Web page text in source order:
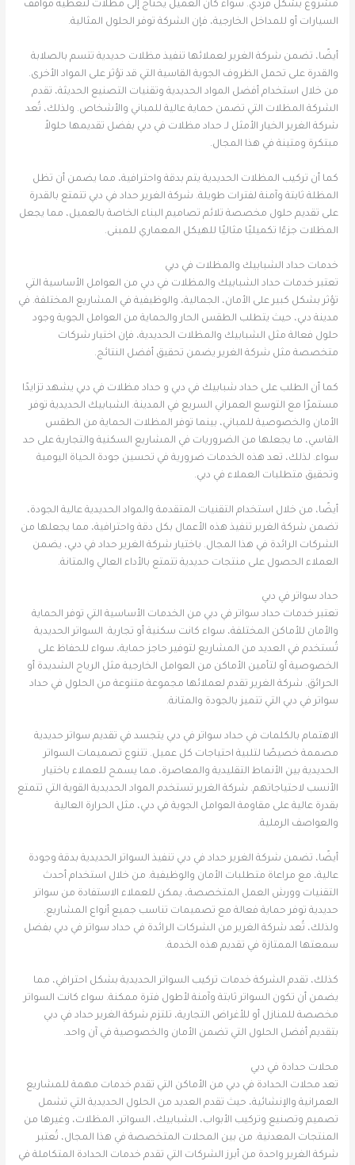
مشروع بشكل فردي. سواء كان العميل يحتاج إلى مظلات لتغطية مواقف
السيارات أو للمداخل الخارجية، فإن الشركة توفر الحلول المثالية.
أيضًا، تضمن شركة الغرير لعملائها تنفيذ مظلات حديدية تتسم بالصلابة
والقدرة على تحمل الظروف الجوية القاسية التي قد تؤثر على المواد الأخرى.
من خلال استخدام أفضل المواد الحديدية وتقنيات التصنيع الحديثة، تقدم
الشركة المظلات التي تضمن حماية عالية للمباني والأشخاص. ولذلك، تُعد
شركة الغرير الخيار الأمثل لـ حداد مظلات في دبي بفضل تقديمها حلولاً
مبتكرة ومتينة في هذا المجال.
كما أن تركيب المظلات الحديدية يتم بدقة واحترافية، مما يضمن أن تظل
المظلة ثابتة وآمنة لفترات طويلة. شركة الغرير حداد في دبي تتمتع بالقدرة
على تقديم حلول مخصصة تلائم تصاميم البناء الخاصة بالعميل، مما يجعل
المظلات جزءًا تكميليًا مثاليًا للهيكل المعماري للمبنى.
خدمات حداد الشبابيك والمظلات في دبي
تعتبر خدمات حداد الشبابيك والمظلات في دبي من العوامل الأساسية التي
تؤثر بشكل كبير على الأمان، الجمالية، والوظيفية في المشاريع المختلفة. في
مدينة دبي، حيث يتطلب الطقس الحار والحماية من العوامل الجوية وجود
حلول فعالة مثل الشبابيك والمظلات الحديدية، فإن اختيار شركات
متخصصة مثل شركة الغرير يضمن تحقيق أفضل النتائج.
كما أن الطلب على حداد شبابيك في دبي و حداد مظلات في دبي يشهد تزايدًا
مستمرًا مع التوسع العمراني السريع في المدينة. الشبابيك الحديدية توفر
الأمان والخصوصية للمباني، بينما توفر المظلات الحماية من الطقس
القاسي، ما يجعلها من الضروريات في المشاريع السكنية والتجارية على حد
سواء. لذلك، تعد هذه الخدمات ضرورية في تحسين جودة الحياة اليومية
وتحقيق متطلبات العملاء في دبي.
أيضًا، من خلال استخدام التقنيات المتقدمة والمواد الحديدية عالية الجودة،
تضمن شركة الغرير تنفيذ هذه الأعمال بكل دقة واحترافية، مما يجعلها من
الشركات الرائدة في هذا المجال. باختيار شركة الغرير حداد في دبي، يضمن
العملاء الحصول على منتجات حديدية تتمتع بالأداء العالي والمتانة.
حداد سواتر في دبي
تعتبر خدمات حداد سواتر في دبي من الخدمات الأساسية التي توفر الحماية
والأمان للأماكن المختلفة، سواء كانت سكنية أو تجارية. السواتر الحديدية
تُستخدم في العديد من المشاريع لتوفير حاجز حماية، سواء للحفاظ على
الخصوصية أو لتأمين الأماكن من العوامل الخارجية مثل الرياح الشديدة أو
الحرائق. شركة الغرير تقدم لعملائها مجموعة متنوعة من الحلول في حداد
سواتر في دبي التي تتميز بالجودة والمتانة.
الاهتمام بالكلمات في حداد سواتر في دبي يتجسد في تقديم سواتر حديدية
مصممة خصيصًا لتلبية احتياجات كل عميل. تتنوع تصميمات السواتر
الحديدية بين الأنماط التقليدية والمعاصرة، مما يسمح للعملاء باختيار
الأنسب لاحتياجاتهم. شركة الغرير تستخدم المواد الحديدية القوية التي تتمتع
بقدرة عالية على مقاومة العوامل الجوية في دبي، مثل الحرارة العالية
والعواصف الرملية.
أيضًا، تضمن شركة الغرير حداد في دبي تنفيذ السواتر الحديدية بدقة وجودة
عالية، مع مراعاة متطلبات الأمان والوظيفية. من خلال استخدام أحدث
التقنيات وورش العمل المتخصصة، يمكن للعملاء الاستفادة من سواتر
حديدية توفر حماية فعالة مع تصميمات تناسب جميع أنواع المشاريع.
ولذلك، تُعد شركة الغرير من الشركات الرائدة في حداد سواتر في دبي بفضل
سمعتها الممتازة في تقديم هذه الخدمة.
كذلك، تقدم الشركة خدمات تركيب السواتر الحديدية بشكل احترافي، مما
يضمن أن تكون السواتر ثابتة وآمنة لأطول فترة ممكنة. سواء كانت السواتر
مخصصة للمنازل أو للأغراض التجارية، تلتزم شركة الغرير حداد في دبي
بتقديم أفضل الحلول التي تضمن الأمان والخصوصية في آن واحد.
محلات حدادة في دبي
تعد محلات الحدادة في دبي من الأماكن التي تقدم خدمات مهمة للمشاريع
العمرانية والإنشائية، حيث تقدم العديد من الحلول الحديدية التي تشمل
تصميم وتصنيع وتركيب الأبواب، الشبابيك، السواتر، المظلات، وغيرها من
المنتجات المعدنية. من بين المحلات المتخصصة في هذا المجال، تُعتبر
شركة الغرير واحدة من أبرز الشركات التي تقدم خدمات الحدادة المتكاملة في